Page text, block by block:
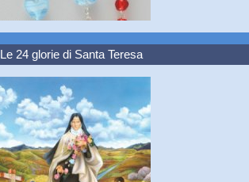
Le 24 glorie di Santa Teresa